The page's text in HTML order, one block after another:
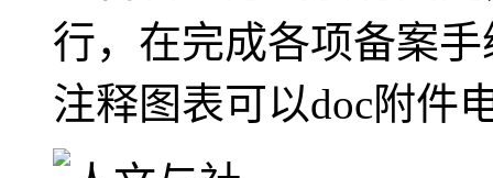
行，在完成各项备案
注释图表可以doc附件